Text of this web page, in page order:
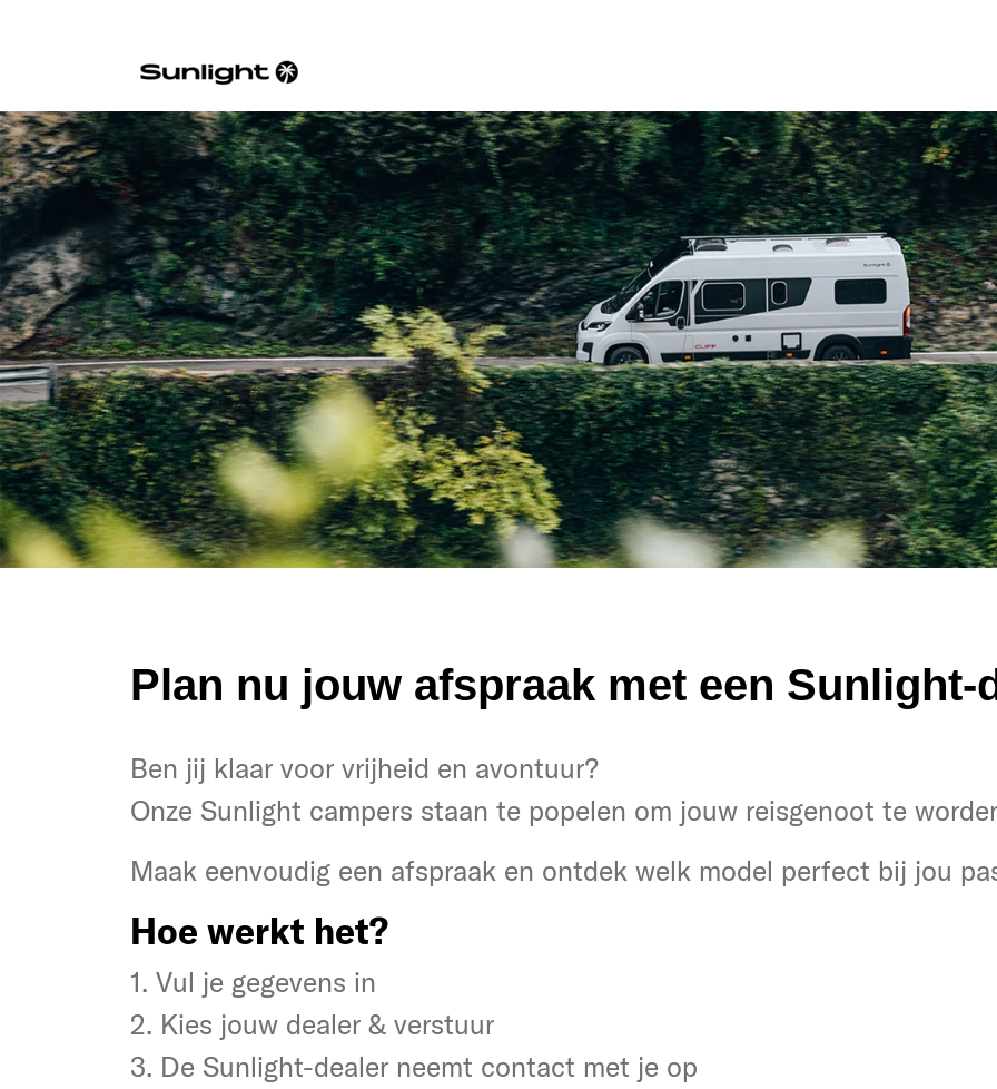
Plan nu jouw afspraak met een Sunlight-
Heb je zin in vrijheid en avontuur?
Ook in onze SUNLIGHT reisgenoten!
Klik om een afspraak te maken en ontdek het model dat bij je past!
Zo simpel is het:
1. Gegevens invoeren
2. Dealer selecteren & versturen
3. Jouw Sunlight-dealer neemt contact met je op!
Ben jij klaar voor vrijheid en avontuur?
Onze Sunlight campers staan te popelen om jouw reisgenoot te
Maak eenvoudig een afspraak en ontdek welk model perfect bij jou
Hoe werkt het?
1. Vul je gegevens in
2. Kies jouw dealer & verstuur
3. De Sunlight-dealer neemt contact met je op